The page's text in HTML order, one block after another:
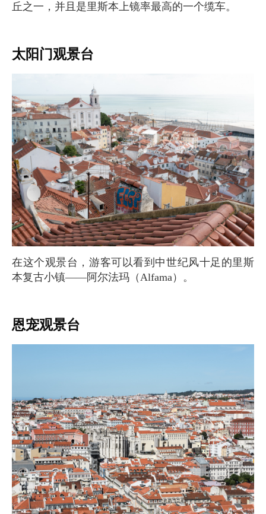
丘之一，并且是里斯本上镜率最高的一个缆车。
太阳门观景台
在这个观景台，游客可以看到中世纪风十足的里斯
本复古小镇——阿尔法玛（Alfama）。
恩宠观景台